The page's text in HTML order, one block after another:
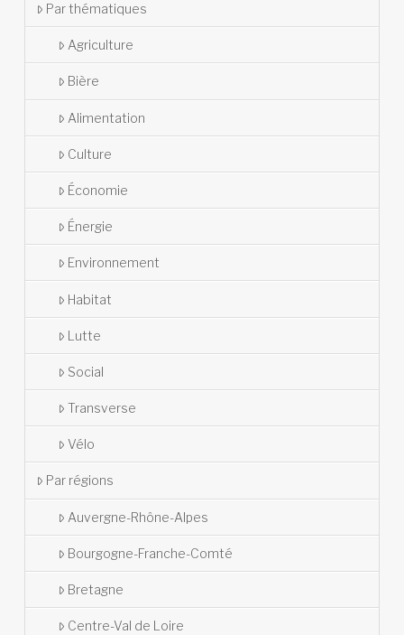
Par thématiques
Agriculture
Bière
Alimentation
Culture
Économie
Énergie
Environnement
Habitat
Lutte
Social
Transverse
Vélo
Par régions
Auvergne-Rhône-Alpes
Bourgogne-Franche-Comté
Bretagne
Centre-Val de Loire